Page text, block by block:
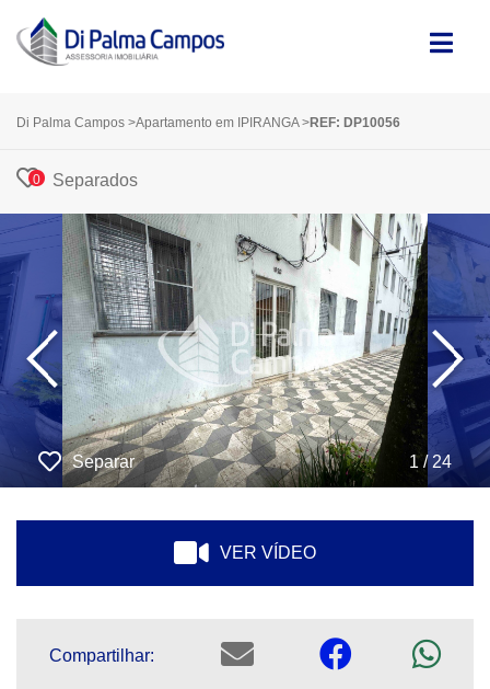
Di Palma Campos >Apartamento em IPIRANGA >REF: DP10056
0 Separados
‹ ›
Separar 1 / 24
VER VÍDEO
Compartilhar: